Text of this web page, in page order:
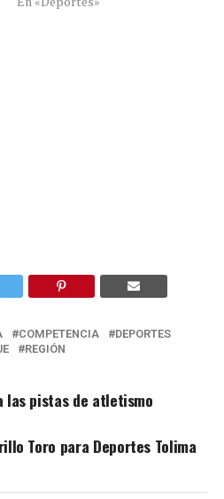
COMPETENCIA
DEPORTES
REGIÓN
las pistas de atletismo
Toro para Deportes Tolima